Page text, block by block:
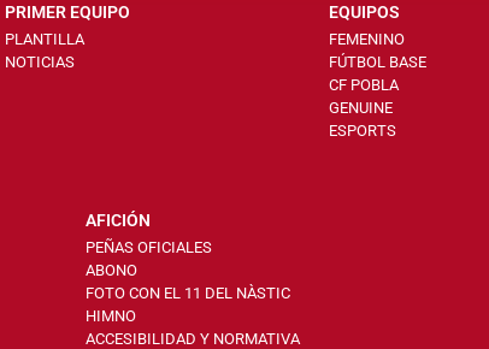
PRIMER EQUIPO
PLANTILLA
NOTICIAS
EQUIPOS
FEMENINO
FÚTBOL BASE
CF POBLA
GENUINE
ESPORTS
AFICIÓN
PEÑAS OFICIALES
ABONO
FOTO CON EL 11 DEL NÀSTIC
HIMNO
ACCESIBILIDAD Y NORMATIVA